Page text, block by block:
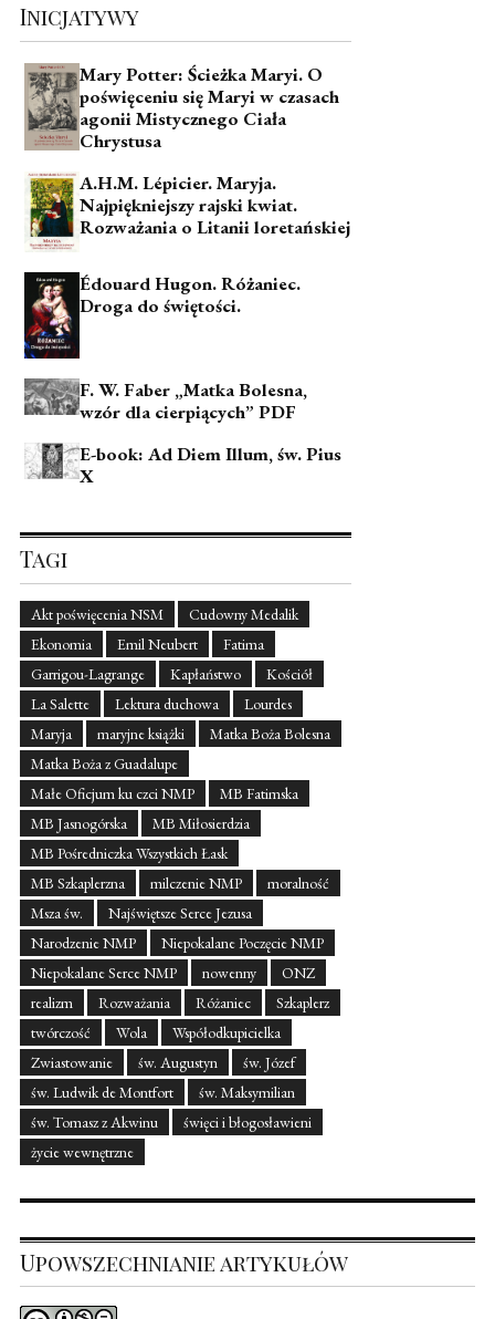
Inicjatywy
Mary Potter: Ścieżka Maryi. O
poświęceniu się Maryi w czasach
agonii Mistycznego Ciała
Chrystusa
A.H.M. Lépicier. Maryja.
Najpiękniejszy rajski kwiat.
Rozważania o Litanii loretańskiej
Édouard Hugon. Różaniec.
Droga do świętości.
F. W. Faber „Matka Bolesna,
wzór dla cierpiących” PDF
E-book: Ad Diem Illum, św. Pius
X
Tagi
Akt poświęcenia NSM
Cudowny Medalik
Ekonomia
Emil Neubert
Fatima
Garrigou-Lagrange
Kapłaństwo
Kościół
La Salette
Lektura duchowa
Lourdes
Maryja
maryjne książki
Matka Boża Bolesna
Matka Boża z Guadalupe
Małe Oficjum ku czci NMP
MB Fatimska
MB Jasnogórska
MB Miłosierdzia
MB Pośredniczka Wszystkich Łask
MB Szkaplerzna
milczenie NMP
moralność
Msza św.
Najświętsze Serce Jezusa
Narodzenie NMP
Niepokalane Poczęcie NMP
Niepokalane Serce NMP
nowenny
ONZ
realizm
Rozważania Różaniec
Szkaplerz
twórczość
Wola
Współodkupicielka
Zwiastowanie
św. Augustyn
św. Józef
św. Ludwik de Montfort
św. Maksymilian
św. Tomasz z Akwinu
święci i błogosławieni
życie wewnętrzne
Upowszechnianie artykułów